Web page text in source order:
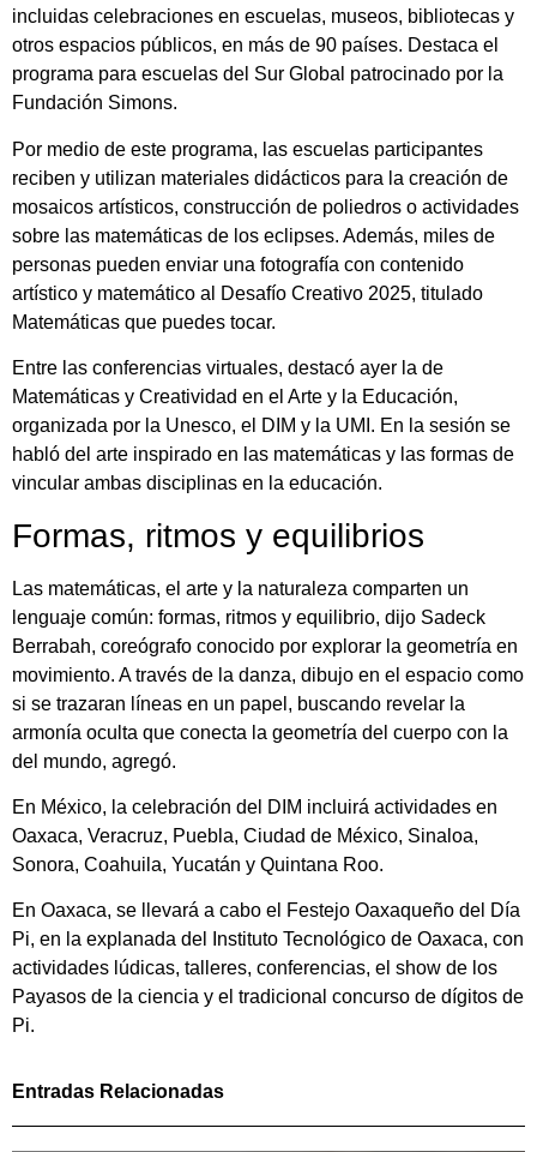
incluidas celebraciones en escuelas, museos, bibliotecas y
otros espacios públicos, en más de 90 países. Destaca el
programa para escuelas del Sur Global patrocinado por la
Fundación Simons.
Por medio de este programa, las escuelas participantes
reciben y utilizan materiales didácticos para la creación de
mosaicos artísticos, construcción de poliedros o actividades
sobre las matemáticas de los eclipses. Además, miles de
personas pueden enviar una fotografía con contenido
artístico y matemático al Desafío Creativo 2025, titulado
Matemáticas que puedes tocar.
Entre las conferencias virtuales, destacó ayer la de
Matemáticas y Creatividad en el Arte y la Educación,
organizada por la Unesco, el DIM y la UMI. En la sesión se
habló del arte inspirado en las matemáticas y las formas de
vincular ambas disciplinas en la educación.
Formas, ritmos y equilibrios
Las matemáticas, el arte y la naturaleza comparten un
lenguaje común: formas, ritmos y equilibrio, dijo Sadeck
Berrabah, coreógrafo conocido por explorar la geometría en
movimiento. A través de la danza, dibujo en el espacio como
si se trazaran líneas en un papel, buscando revelar la
armonía oculta que conecta la geometría del cuerpo con la
del mundo, agregó.
En México, la celebración del DIM incluirá actividades en
Oaxaca, Veracruz, Puebla, Ciudad de México, Sinaloa,
Sonora, Coahuila, Yucatán y Quintana Roo.
En Oaxaca, se llevará a cabo el Festejo Oaxaqueño del Día
Pi, en la explanada del Instituto Tecnológico de Oaxaca, con
actividades lúdicas, talleres, conferencias, el show de los
Payasos de la ciencia y el tradicional concurso de dígitos de
Pi.
Entradas Relacionadas